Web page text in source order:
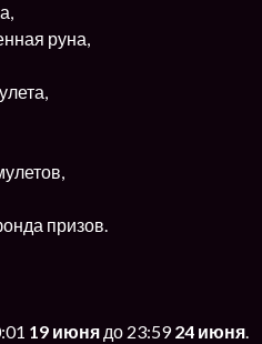
руна,
призов.
19 июня до 23:5924 июня.